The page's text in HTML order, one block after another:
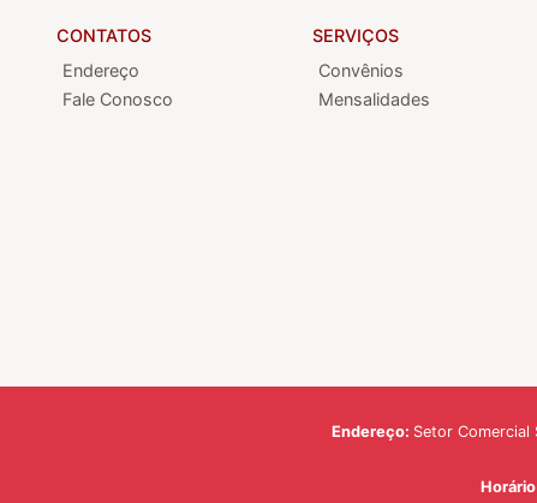
CONTATOS
Endereço
Fale Conosco
SERVIÇOS
Convênios
Mensalidades
Endereço: Setor Comercial